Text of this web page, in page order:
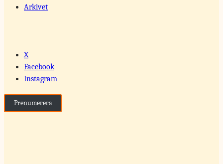
Arkivet
X
Facebook
Instagram
Prenumerera